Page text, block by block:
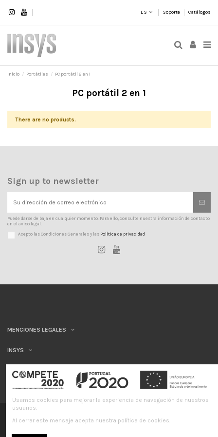
ES Soporte Catálogos
Inicio Portátiles PC portátil 2 en 1
PC portátil 2 en 1
There are no products.
Sign up to newsletter
Puede darse de baja en cualquier momento. Para ello, consulte nuestra información de contacto
en el aviso legal.
Acepto las Condiciones Generales y las Política de privacidad
MENCIONES LEGALES
INSYS
Usamos cookies para mejorar la experiencia de navegación de nuestros
usuarios.
Al cerrar este mensaje acepta nuestra política de cookies.